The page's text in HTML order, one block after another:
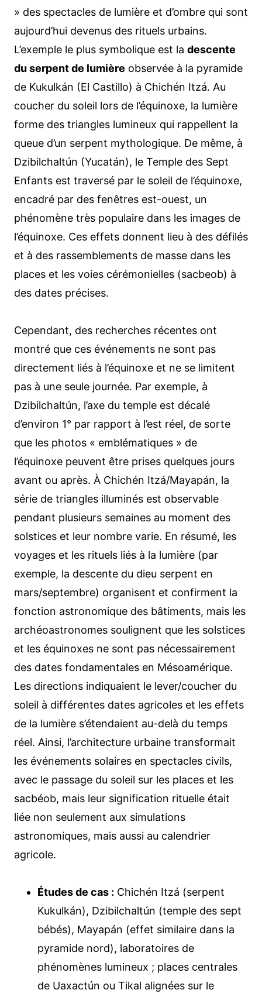
» des spectacles de lumière et d’ombre qui sont
aujourd’hui devenus des rituels urbains.
L’exemple le plus symbolique est la descente
du serpent de lumière observée à la pyramide
de Kukulkán (El Castillo) à Chichén Itzá. Au
coucher du soleil lors de l’équinoxe, la lumière
forme des triangles lumineux qui rappellent la
queue d’un serpent mythologique. De même, à
Dzibilchaltún (Yucatán), le Temple des Sept
Enfants est traversé par le soleil de l’équinoxe,
encadré par des fenêtres est-ouest, un
phénomène très populaire dans les images de
l’équinoxe. Ces effets donnent lieu à des défilés
et à des rassemblements de masse dans les
places et les voies cérémonielles (sacbeob) à
des dates précises.
Cependant, des recherches récentes ont
montré que ces événements ne sont pas
directement liés à l’équinoxe et ne se limitent
pas à une seule journée. Par exemple, à
Dzibilchaltún, l’axe du temple est décalé
d’environ 1° par rapport à l’est réel, de sorte
que les photos « emblématiques » de
l’équinoxe peuvent être prises quelques jours
avant ou après. À Chichén Itzá/Mayapán, la
série de triangles illuminés est observable
pendant plusieurs semaines au moment des
solstices et leur nombre varie. En résumé, les
voyages et les rituels liés à la lumière (par
exemple, la descente du dieu serpent en
mars/septembre) organisent et confirment la
fonction astronomique des bâtiments, mais les
archéoastronomes soulignent que les solstices
et les équinoxes ne sont pas nécessairement
des dates fondamentales en Mésoamérique.
Les directions indiquaient le lever/coucher du
soleil à différentes dates agricoles et les effets
de la lumière s’étendaient au-delà du temps
réel. Ainsi, l’architecture urbaine transformait
les événements solaires en spectacles civils,
avec le passage du soleil sur les places et les
sacbéob, mais leur signification rituelle était
liée non seulement aux simulations
astronomiques, mais aussi au calendrier
agricole.
Études de cas : Chichén Itzá (serpent
Kukulkán), Dzibilchaltún (temple des sept
bébés), Mayapán (effet similaire dans la
pyramide nord), laboratoires de
phénomènes lumineux ; places centrales
de Uaxactún ou Tikal alignées sur le